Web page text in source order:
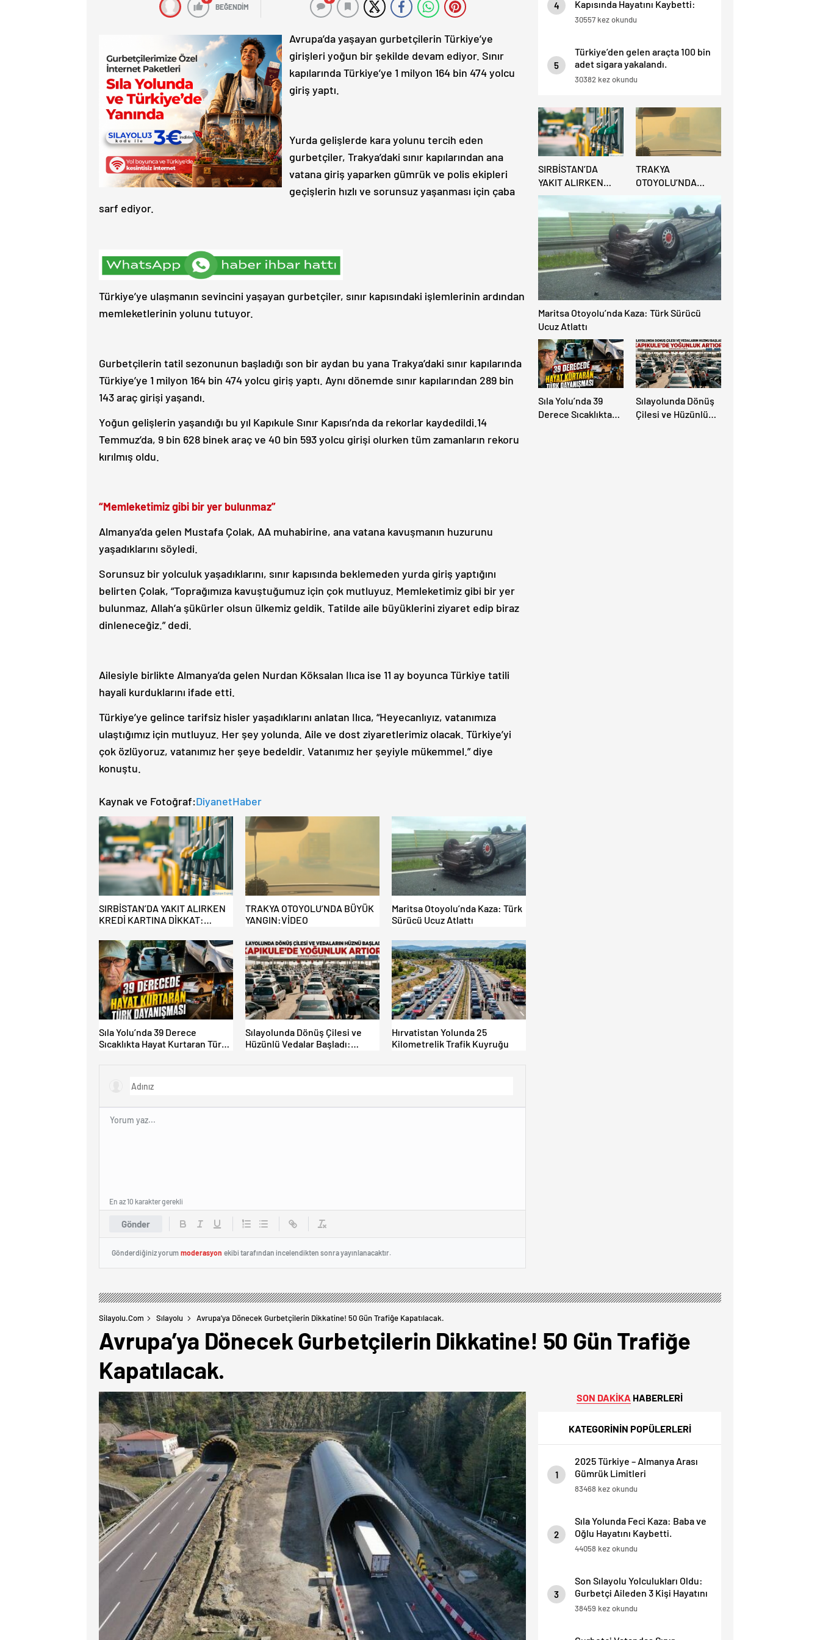
BEĞENDİM
Avrupa’da yaşayan gurbetçilerin Türkiye’ye
girişleri yoğun bir şekilde devam ediyor. Sınır
kapılarında Türkiye’ye 1 milyon 164 bin 474 yolcu
giriş yaptı.
Yurda gelişlerde kara yolunu tercih eden
gurbetçiler, Trakya’daki sınır kapılarından ana
vatana giriş yaparken gümrük ve polis ekipleri
geçişlerin hızlı ve sorunsuz yaşanması için çaba
sarf ediyor.
Türkiye’ye ulaşmanın sevincini yaşayan gurbetçiler, sınır kapısındaki işlemlerinin ardından
memleketlerinin yolunu tutuyor.
Gurbetçilerin tatil sezonunun başladığı son bir aydan bu yana Trakya’daki sınır kapılarında
Türkiye’ye 1 milyon 164 bin 474 yolcu giriş yaptı. Aynı dönemde sınır kapılarından 289 bin
143 araç girişi yaşandı.
Yoğun gelişlerin yaşandığı bu yıl Kapıkule Sınır Kapısı’nda da rekorlar kaydedildi.14
Temmuz’da, 9 bin 628 binek araç ve 40 bin 593 yolcu girişi olurken tüm zamanların rekoru
kırılmış oldu.
“Memleketimiz gibi bir yer bulunmaz”
Almanya’da gelen Mustafa Çolak, AA muhabirine, ana vatana kavuşmanın huzurunu
yaşadıklarını söyledi.
Sorunsuz bir yolculuk yaşadıklarını, sınır kapısında beklemeden yurda giriş yaptığını
belirten Çolak, “Toprağımıza kavuştuğumuz için çok mutluyuz. Memleketimiz gibi bir yer
bulunmaz, Allah’a şükürler olsun ülkemiz geldik. Tatilde aile büyüklerini ziyaret edip biraz
dinleneceğiz.” dedi.
Ailesiyle birlikte Almanya’da gelen Nurdan Köksalan Ilıca ise 11 ay boyunca Türkiye tatili
hayali kurduklarını ifade etti.
Türkiye’ye gelince tarifsiz hisler yaşadıklarını anlatan Ilıca, “Heyecanlıyız, vatanımıza
ulaştığımız için mutluyuz. Her şey yolunda. Aile ve dost ziyaretlerimiz olacak. Türkiye’yi
çok özlüyoruz, vatanımız her şeye bedeldir. Vatanımız her şeyiyle mükemmel.” diye
konuştu.
Kaynak ve Fotoğraf:DiyanetHaber
SIRBİSTAN’DA YAKIT ALIRKEN
KREDİ KARTINA DİKKAT:
TRAKYA OTOYOLU’NDA BÜYÜK
YANGIN:VİDEO
Maritsa Otoyolu’nda Kaza: Türk
Sürücü Ucuz Atlattı
Sıla Yolu’nda 39 Derece
Sıcaklıkta Hayat Kurtaran Türk
Sılayolunda Dönüş Çilesi ve
Hüzünlü Vedalar Başladı:
Hırvatistan Yolunda 25
Kilometrelik Trafik Kuyruğu
Gönder
En az 10 karakter gerekli
Gönderdiğiniz yorum moderasyon ekibi tarafından incelendikten sonra yayınlanacaktır.
4
Kapısında Hayatını Kaybetti:
“İnsan Hayatı Bu Kadar Ucuz
30557 kez okundu
5
Türkiye’den gelen araçta 100 bin
adet sigara yakalandı.
30382 kez okundu
SIRBİSTAN’DA
YAKIT ALIRKEN
KREDİ KARTINA
DİKKAT: MAĞDUR
OLMAYIN!
TRAKYA
OTOYOLU’NDA
YANGIN:VİDEO
Maritsa Otoyolu’nda Kaza: Türk Sürücü
Ucuz Atlattı
Sıla Yolu’nda 39
Derece Sıcaklıkta
Sılayolunda Dönüş
Çilesi ve Hüzünlü
Silayolu.com Sılayolu Avrupa’ya Dönecek Gurbetçilerin Dikkatine! 50 Gün Trafiğe Kapatılacak.
Avrupa’ya Dönecek Gurbetçilerin Dikkatine! 50 Gün Trafiğe
Kapatılacak.
SON DAKİKA HABERLERİ
KATEGORİNİN POPÜLERLERİ
1
2025 Türkiye – Almanya Arası
Gümrük Limitleri
83468 kez okundu
2
Sıla Yolunda Feci Kaza: Baba ve
Oğlu Hayatını Kaybetti.
44058 kez okundu
3
Son Sılayolu Yolculukları Oldu:
Gurbetçi Aileden 3 Kişi Hayatını
Kaybetti.
38459 kez okundu